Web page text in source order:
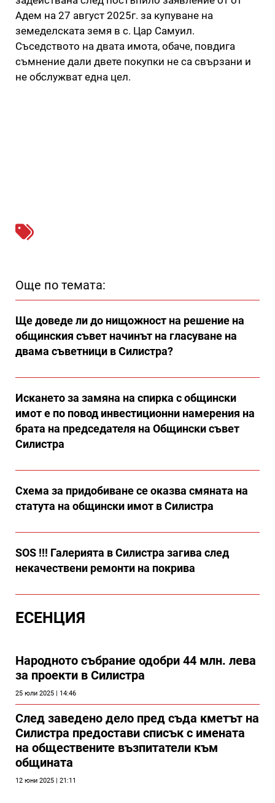
Адем на 27 август 2025г. за купуване на
земеделската земя в с. Цар Самуил.
Съседството на двата имота, обаче, повдига
съмнение дали двете покупки не са свързани и
не обслужват една цел.
Още по темата:
Ще доведе ли до нищожност на решение на
общинския съвет начинът на гласуване на
двама съветници в Силистра?
Искането за замяна на спирка с общински
имот е по повод инвестиционни намерения на
брата на председателя на Общински съвет
Силистра
Схема за придобиване се оказва смяната на
статута на общински имот в Силистра
SOS !!! Галерията в Силистра загива след
некачествени ремонти на покрива
ЕСЕНЦИЯ
Народното събрание одобри 44 млн. лева
за проекти в Силистра
25 юли 2025 | 14:46
След заведено дело пред съда кметът на
Силистра предостави списък с имената
на обществените възпитатели към
общината
12 юни 2025 | 21:11